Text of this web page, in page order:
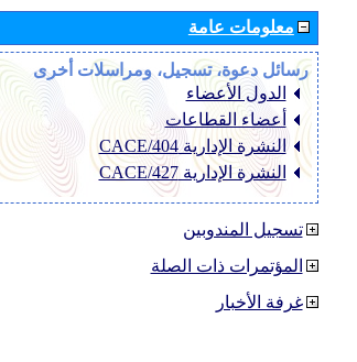
معلومات عامة
رسائل دعوة، تسجيل، ومراسلات أخرى
الدول الأعضاء
أعضاء القطاعات
النشرة الإدارية CACE/404
النشرة الإدارية CACE/427
تسجيل المندوبين
المؤتمرات ذات الصلة
غرفة الأخبار